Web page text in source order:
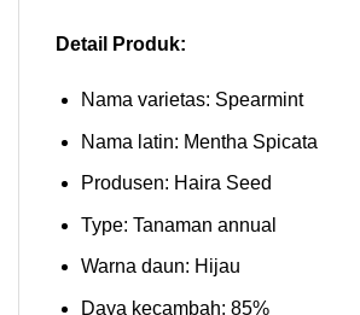
Detail Produk:
Nama varietas: Spearmint
Nama latin: Mentha Spicata
Produsen: Haira Seed
Type: Tanaman annual
Warna daun: Hijau
Daya kecambah: 85%